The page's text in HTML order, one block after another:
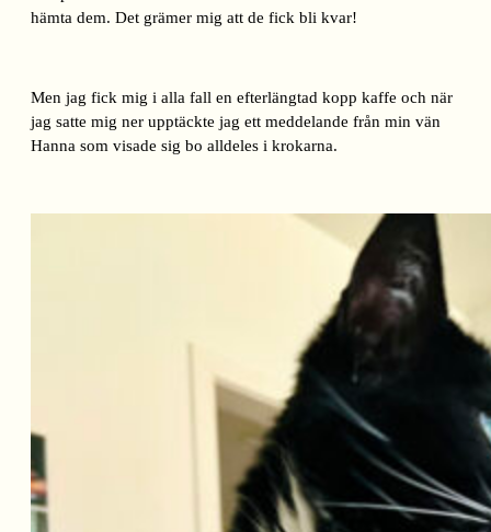
hämta dem. Det grämer mig att de fick bli kvar!
Men jag fick mig i alla fall en efterlängtad kopp kaffe och när
jag satte mig ner upptäckte jag ett meddelande från min vän
Hanna som visade sig bo alldeles i krokarna.